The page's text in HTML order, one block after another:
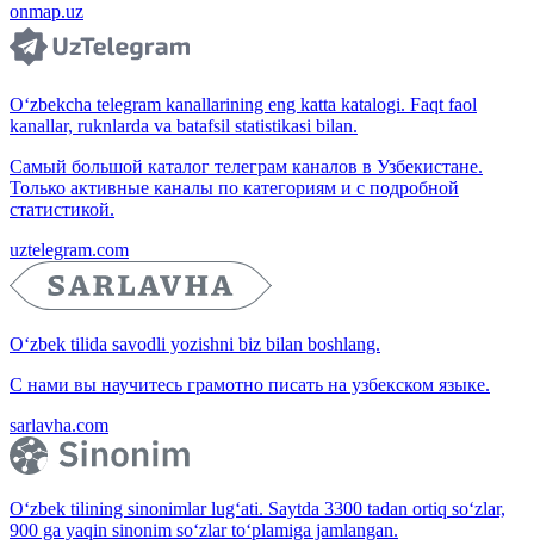
onmap.uz
O‘zbekcha telegram kanallarining eng katta katalogi. Faqt faol
kanallar, ruknlarda va batafsil statistikasi bilan.
Самый большой каталог телеграм каналов в Узбекистане.
Только активные каналы по категориям и с подробной
статистикой.
uztelegram.com
O‘zbek tilida savodli yozishni biz bilan boshlang.
С нами вы научитесь грамотно писать на узбекском языке.
sarlavha.com
O‘zbek tilining sinonimlar lug‘ati. Saytda 3300 tadan ortiq so‘zlar,
900 ga yaqin sinonim so‘zlar to‘plamiga jamlangan.